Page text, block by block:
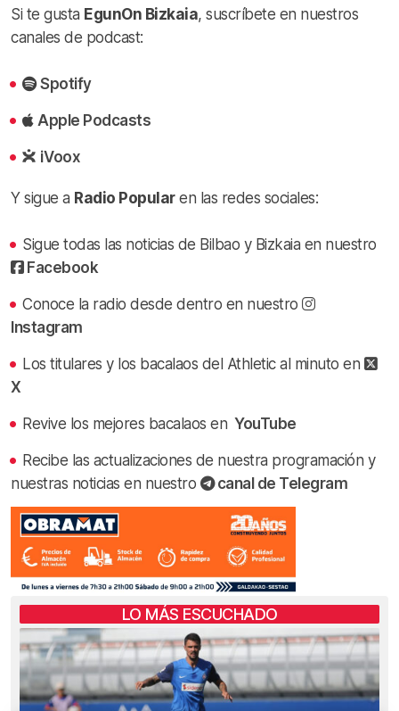
Si te gusta EgunOn Bizkaia, suscríbete en nuestros
canales de podcast:
Spotify
Apple Podcasts
iVoox
Y sigue a Radio Popularen las redes sociales:
Sigue todas las noticias de Bilbao y Bizkaia en nuestro
Facebook
Conoce la radio desde dentro en nuestro
Instagram
Los titulares y los bacalaos del Athletic al minuto en
X
Revive los mejores bacalaos en YouTube
Recibe las actualizaciones de nuestra programación y
nuestras noticias en nuestro
canal de Telegram
LO MÁS ESCUCHADO